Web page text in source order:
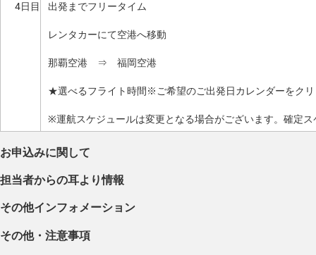
4日目 出発までフリータイム
レンタカーにて空港へ移動
那覇空港 ⇒ 福岡空港
★選べるフライト時間※ご希望のご出発日カレンダーをク
※運航スケジュールは変更となる場合がございます。確定
お申込みに関して
担当者からの耳より情報
その他インフォメーション
その他・注意事項